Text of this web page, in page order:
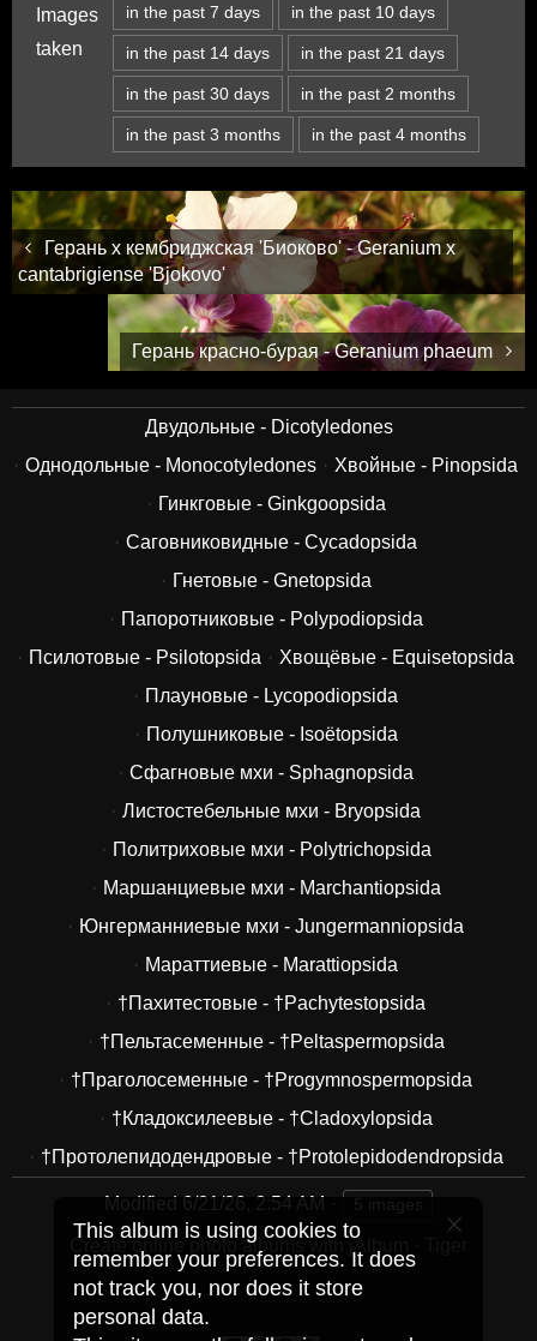
Images
taken
in the past 7 days in the past 10 days
in the past 14 days in the past 21 days
in the past 30 days in the past 2 months
in the past 3 months in the past 4 months
Герань x кембриджская 'Биоково' - Geranium x
cantabrigiense 'Bjokovo'
Герань красно-бурая - Geranium phaeum
Двудольные - Dicotyledones
Однодольные - Monocotyledones
Хвойные - Pinopsida
Гинкговые - Ginkgoopsida
Саговниковидные - Cycadopsida
Гнетовые - Gnetopsida
Папоротниковые - Polypodiopsida
Псилотовые - Psilotopsida
Хвощёвые - Equisetopsida
Плауновые - Lycopodiopsida
Полушниковые - Isoëtopsida
Сфагновые мхи - Sphagnopsida
Листостебельные мхи - Bryopsida
Политриховые мхи - Polytrichopsida
Маршанциевые мхи - Marchantiopsida
Юнгерманниевые мхи - Jungermanniopsida
Мараттиевые - Marattiopsida
†Пахитестовые - †Pachytestopsida
†Пельтасеменные - †Peltaspermopsida
†Праголосеменные - †Progymnospermopsida
†Кладоксилеевые - †Cladoxylopsida
†Протолепидодендровые - †Protolepidodendropsida
Modified 6/21/26, 2:54 AM
Create online photo albums with jAlbum
This album is using cookies to
remember your preferences. It does
not track you, nor does it store
personal data.